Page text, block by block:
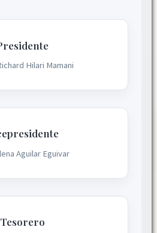
Hilari Mamani
Aguilar Eguivar
Tesorero